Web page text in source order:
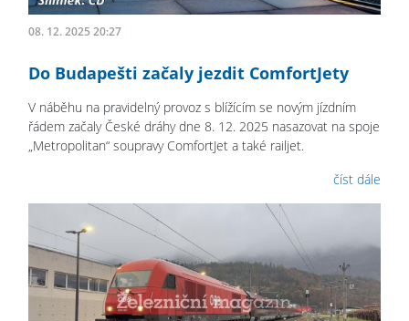
08. 12. 2025 20:27
Do Budapešti začaly jezdit ComfortJety
V náběhu na pravidelný provoz s blížícím se novým jízdním
řádem začaly České dráhy dne 8. 12. 2025 nasazovat na spoje
„Metropolitan“ soupravy ComfortJet a také railjet.
číst dále